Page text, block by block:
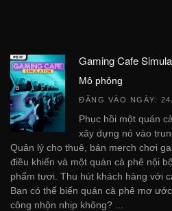
Gaming Cafe
Mô phỏng
ĐĂNG VÀO NGÀY:
Phục hồi một quán
xây dựng nó vào
Quản lý cho thuê, bán merch chơi
điều khiển và một quán cà phê nội
phẩm tươi. Thu hút khách hàng với
Bạn có thể biến quán cà phê mơ
công nhộn nhịp không? ...